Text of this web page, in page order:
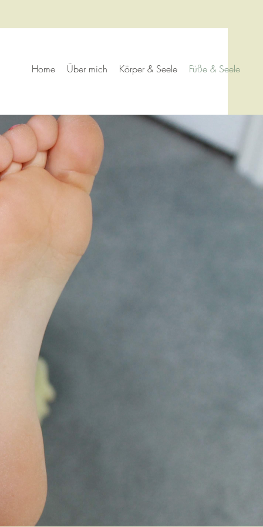
Home Über mich Körper & Seele Füße & Seele